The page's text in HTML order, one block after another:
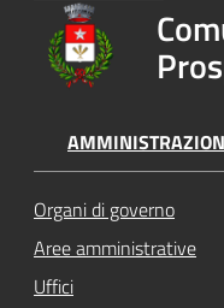
Organi di governo
Aree amministrative
Uffici